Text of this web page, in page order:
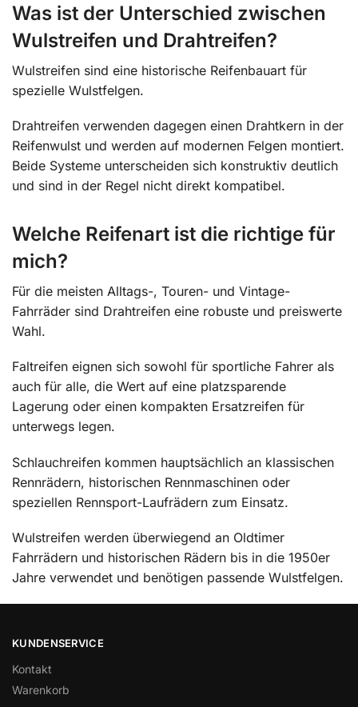
Was ist der Unterschied zwischen
Wulstreifen und Drahtreifen?
Wulstreifen sind eine historische Reifenbauart für
spezielle Wulstfelgen.
Drahtreifen verwenden dagegen einen Drahtkern in der
Reifenwulst und werden auf modernen Felgen montiert.
Beide Systeme unterscheiden sich konstruktiv deutlich
und sind in der Regel nicht direkt kompatibel.
Welche Reifenart ist die richtige für
mich?
Für die meisten Alltags-, Touren- und Vintage-
Fahrräder sind Drahtreifen eine robuste und preiswerte
Wahl.
Faltreifen eignen sich sowohl für sportliche Fahrer als
auch für alle, die Wert auf eine platzsparende
Lagerung oder einen kompakten Ersatzreifen für
unterwegs legen.
Schlauchreifen kommen hauptsächlich an klassischen
Rennrädern, historischen Rennmaschinen oder
speziellen Rennsport-Laufrädern zum Einsatz.
Wulstreifen werden überwiegend an Oldtimer
Fahrrädern und historischen Rädern bis in die 1950er
Jahre verwendet und benötigen passende Wulstfelgen.
KUNDENSERVICE
Kontakt
Warenkorb